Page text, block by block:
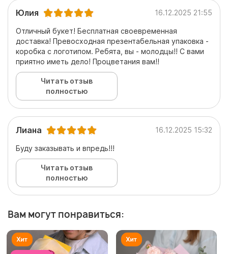
Юлия 16.12.2025 21:55
Отличный букет! Бесплатная своевременная
доставка! Превосходная презентабельная упаковка -
коробка с логотипом. Ребята, вы - молодцы!! С вами
приятно иметь дело! Процветания вам!!
Читать отзыв
полностью
Лиана 16.12.2025 15:32
Буду заказывать и впредь!!!
Читать отзыв
полностью
Вам могут понравиться: